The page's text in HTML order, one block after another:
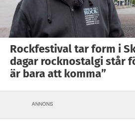
Rockfestival tar form i
dagar rocknostalgi står
är bara att komma”
ANNONS